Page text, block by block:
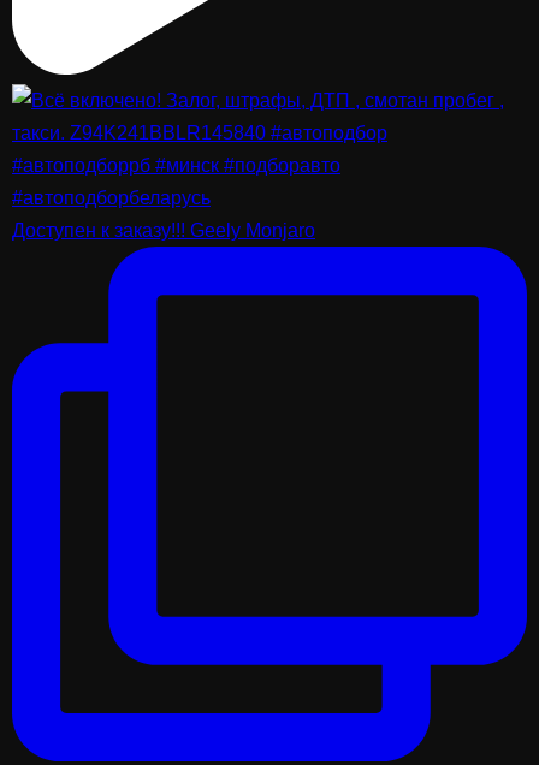
Доступен к заказу!!! Geely Monjaro